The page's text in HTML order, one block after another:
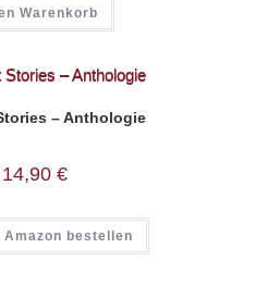
Warenkorb
– Anthologie
14,90 €
bestellen